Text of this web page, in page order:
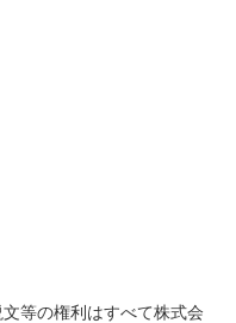
等の権利はすべて株式会